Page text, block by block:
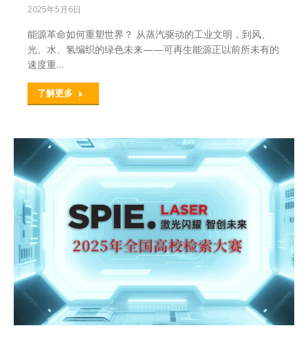
2025年5月6日
能源革命如何重塑世界？ 从蒸汽驱动的工业文明，到风、
光、水、氢编织的绿色未来——可再生能源正以前所未有的
速度重…
了解更多